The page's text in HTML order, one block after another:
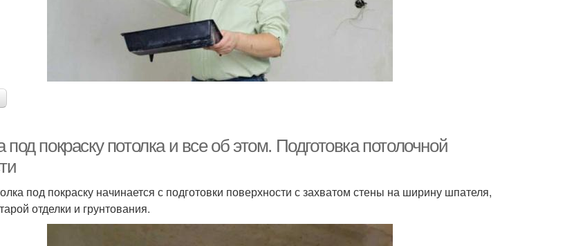
покраску потолка и все об этом. Подготовка потолочной
под покраску начинается с подготовки поверхности с захватом стены на ширину шпателя,
отделки и грунтования.